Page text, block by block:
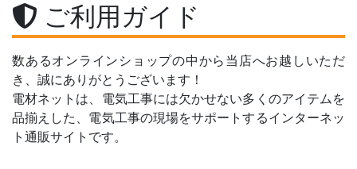
ご利用ガイド
数あるオンラインショップの中から当店へお越しいただ
き、誠にありがとうございます！
電材ネットは、電気工事には欠かせない多くのアイテムを
品揃えした、電気工事の現場をサポートするインターネッ
ト通販サイトです。